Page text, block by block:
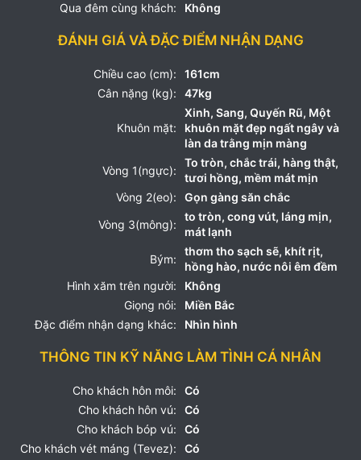
Qua đêm cùng khách:
Không
ĐÁNH GIÁ VÀ ĐẶC ĐIỂM NHẬN DẠNG
Chiều cao (cm):
161cm
Cân nặng (kg):
47kg
Khuôn mặt:
Xinh, Sang, Quyến Rũ, Một
khuôn mặt đẹp ngất ngây và
làn da trằng mịn màng
Vòng 1(ngực):
To tròn, chắc trái, hàng thật,
tươi hồng, mềm mát mịn
Vòng 2(eo):
Gọn gàng săn chắc
Vòng 3(mông):
to tròn, cong vút, láng mịn,
mát lạnh
Bým:
thơm tho sạch sẽ, khít rịt,
hồng hào, nước nôi êm đềm
Hình xăm trên người:
Không
Giọng nói:
Miền Bắc
Đặc điểm nhận dạng khác:
Nhìn hình
THÔNG TIN KỸ NĂNG LÀM TÌNH CÁ NHÂN
Cho khách hôn môi:
Có
Cho khách hôn vú:
Có
Cho khách bóp vú:
Có
Cho khách vét máng (Tevez):
Có